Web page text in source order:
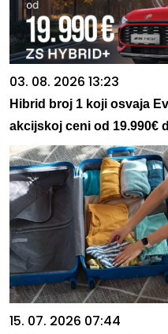
03. 08. 2026 13:23
Hibrid broj 1 koji osvaja
akcijskoj ceni od 19.990€
15. 07. 2026 07:44